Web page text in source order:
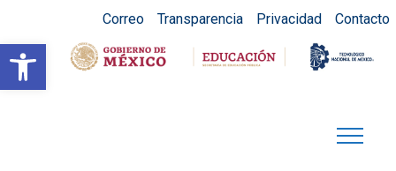
Abrir barra de herramientas
Correo Transparencia Privacidad Contacto